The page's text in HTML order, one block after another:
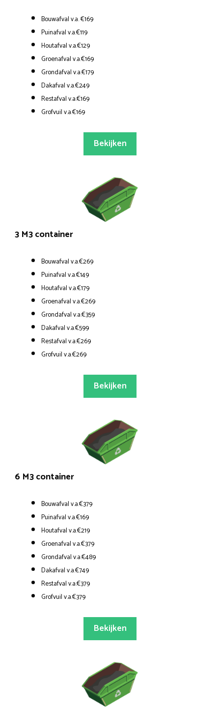
Bouwafval v.a. €169
Puinafval v.a.€119
Houtafval v.a.€129
Groenafval v.a.€169
Grondafval v.a.€179
Dakafval v.a.€249
Restafval v.a.€169
Grofvuil v.a.€169
Bekijken
3 M3 container
Bouwafval v.a.€269
Puinafval v.a.€149
Houtafval v.a.€179
Groenafval v.a.€269
Grondafval v.a.€359
Dakafval v.a.€599
Restafval v.a.€269
Grofvuil v.a.€269
Bekijken
6 M3 container
Bouwafval v.a.€379
Puinafval v.a.€169
Houtafval v.a.€219
Groenafval v.a.€379
Grondafval v.a.€489
Dakafval v.a.€749
Restafval v.a.€379
Grofvuil v.a.€379
Bekijken